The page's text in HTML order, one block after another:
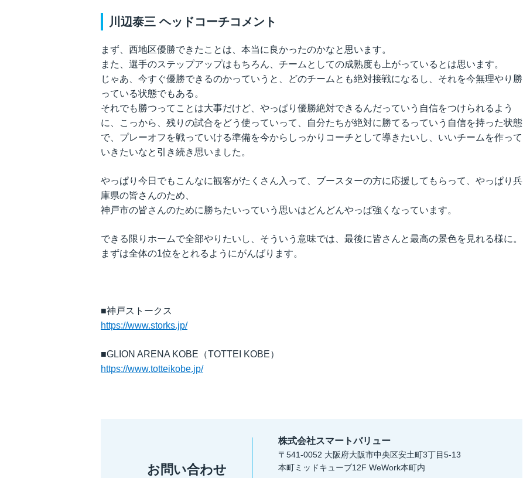
川辺泰三 ヘッドコーチコメント
まず、西地区優勝できたことは、本当に良かったのかなと思います。
また、選手のステップアップはもちろん、チームとしての成熟度も上がっているとは思います。
じゃあ、今すぐ優勝できるのかっていうと、どのチームとも絶対接戦になるし、それを今無理やり勝
っている状態でもある。
それでも勝つってことは大事だけど、やっぱり優勝絶対できるんだっていう自信をつけられるよう
に、こっから、残りの試合をどう使っていって、自分たちが絶対に勝てるっていう自信を持った状態
で、プレーオフを戦っていける準備を今からしっかりコーチとして導きたいし、いいチームを作って
いきたいなと引き続き思いました。
やっぱり今日でもこんなに観客がたくさん入って、ブースターの方に応援してもらって、やっぱり兵
庫県の皆さんのため、
神戸市の皆さんのために勝ちたいっていう思いはどんどんやっぱ強くなっています。
できる限りホームで全部やりたいし、そういう意味では、最後に皆さんと最高の景色を見れる様に。
まずは全体の1位をとれるようにがんばります。
■神戸ストークス
https://www.storks.jp/
■GLION ARENA KOBE（TOTTEI KOBE）
https://www.totteikobe.jp/
お問い合わせ
株式会社スマートバリュー
〒541-0052 大阪府大阪市中央区安土町3丁目5-13
本町ミッドキューブ12F WeWork本町内